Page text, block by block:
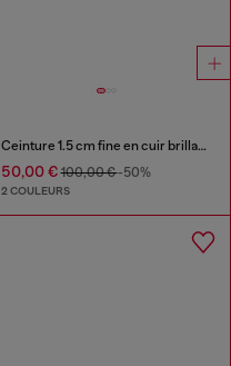
Ceinture 1.5 cm fine en cuir brillant avec boucle Oval D
50,00 €100,00 €-50%
2 COULEURS